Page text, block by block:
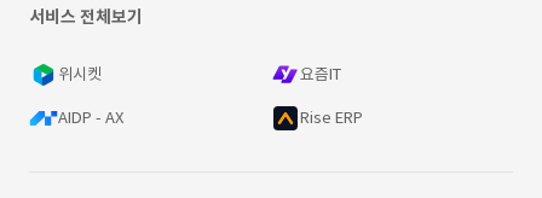
서비스 전체보기
위시켓 요즘IT
AIDP - AX Rise ERP